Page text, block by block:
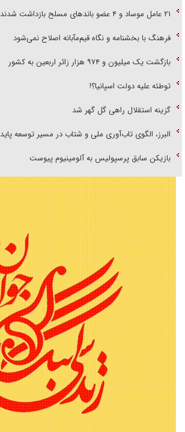
۲۱ عامل موساد و ۴ عضو باند‌های مسلح بازداشت شدند
فرهنگ با بخشنامه و نگاه قیم‌مآبانه اصلاح نمی‌شود
بازگشت یک میلیون و ۹۷۴ هزار زائر اربعین به کشور
توطئه علیه دولت اسپانیا؟!
گزینه استقلال راهی گل گهر شد
البرز، الگوی تاب‌آوری ملی و شتاب در مسیر توسعه
بازیکن سابق پرسپولیس به آلومینیوم پیوست